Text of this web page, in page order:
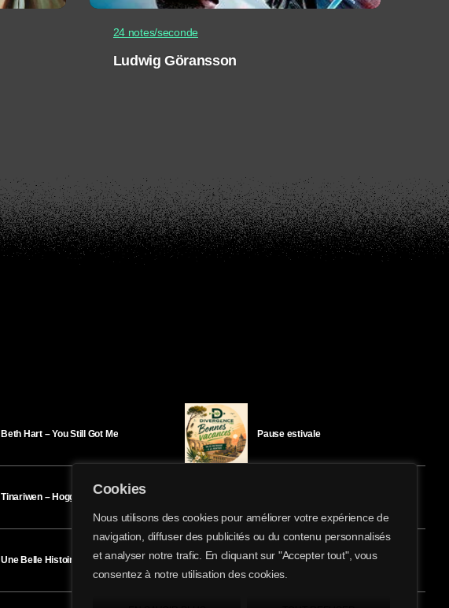
Cookies
Nous utilisons des cookies pour améliorer votre expérience de
navigation, diffuser des publicités ou du contenu personnalisés
et analyser notre trafic. En cliquant sur "Accepter tout", vous
consentez à notre utilisation des cookies.
share
email
24 notes/seconde
Ludwig Göransson
Beth Hart – You Still Got Me
Tinariwen – Hoggar
Une Belle Histoire – Héloïse Bay
Pause estivale
Ici l’Ombre – mardi 28 juillet